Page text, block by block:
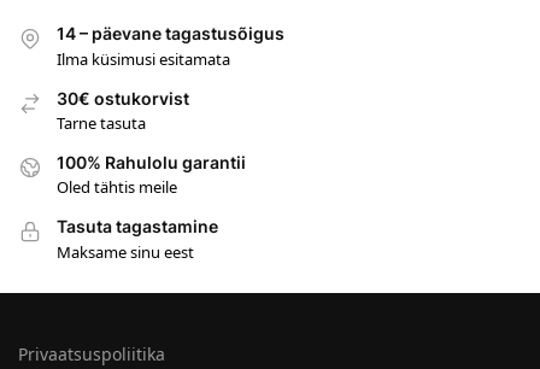
14 – päevane tagastusõigus
Ilma küsimusi esitamata
30€ ostukorvist
Tarne tasuta
100% Rahulolu garantii
Oled tähtis meile
Tasuta tagastamine
Maksame sinu eest
Privaatsuspoliitika